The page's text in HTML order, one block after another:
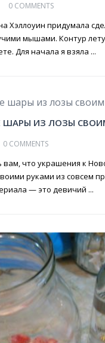
0 COMMENTS
Хэллоуин придумала
мышами. Контур
Для начала я взяла ...
ШАРЫ ИЗ ЛОЗЫ
0 COMMENTS
вам, что украшения к
руками из совсем
— это девичий ...